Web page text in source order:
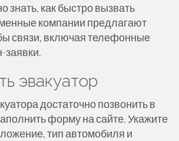
знать, как быстро вызвать
компании предлагают
связи, включая телефонные
заявки.
эвакуатор
достаточно позвонить в
форму на сайте. Укажите
тип автомобиля и